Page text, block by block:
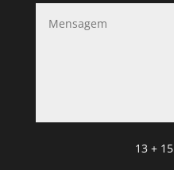
13 + 15